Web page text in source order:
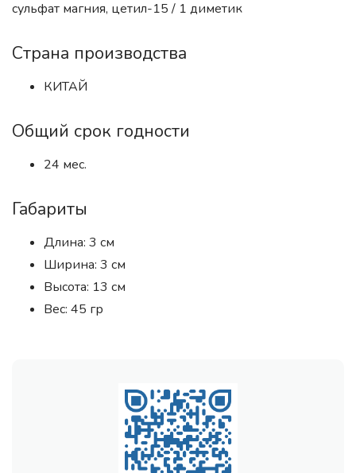
сульфат магния, цетил-15 / 1 диметик
Страна производства
КИТАЙ
Общий срок годности
24 мес.
Габариты
Длина: 3 см
Ширина: 3 см
Высота: 13 см
Вес: 45 гр